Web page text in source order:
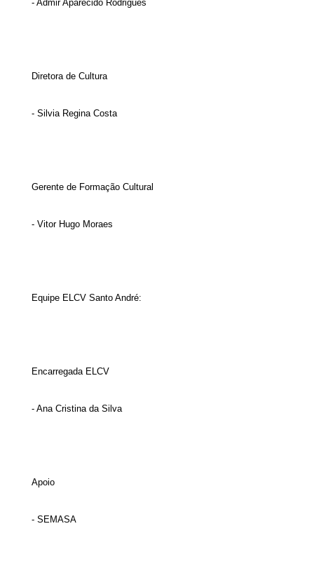
- Admir Aparecido Rodrigues
Diretora de Cultura
- Silvia Regina Costa
Gerente de Formação Cultural
- Vitor Hugo Moraes
Equipe ELCV Santo André:
Encarregada ELCV
- Ana Cristina da Silva
Apoio
- SEMASA